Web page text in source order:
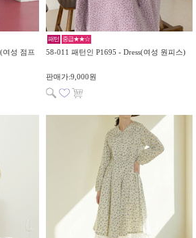
패턴 중급★★☆
58-011 패턴인 P1695 - Dress(여성 원피스)
판매가:9,000원